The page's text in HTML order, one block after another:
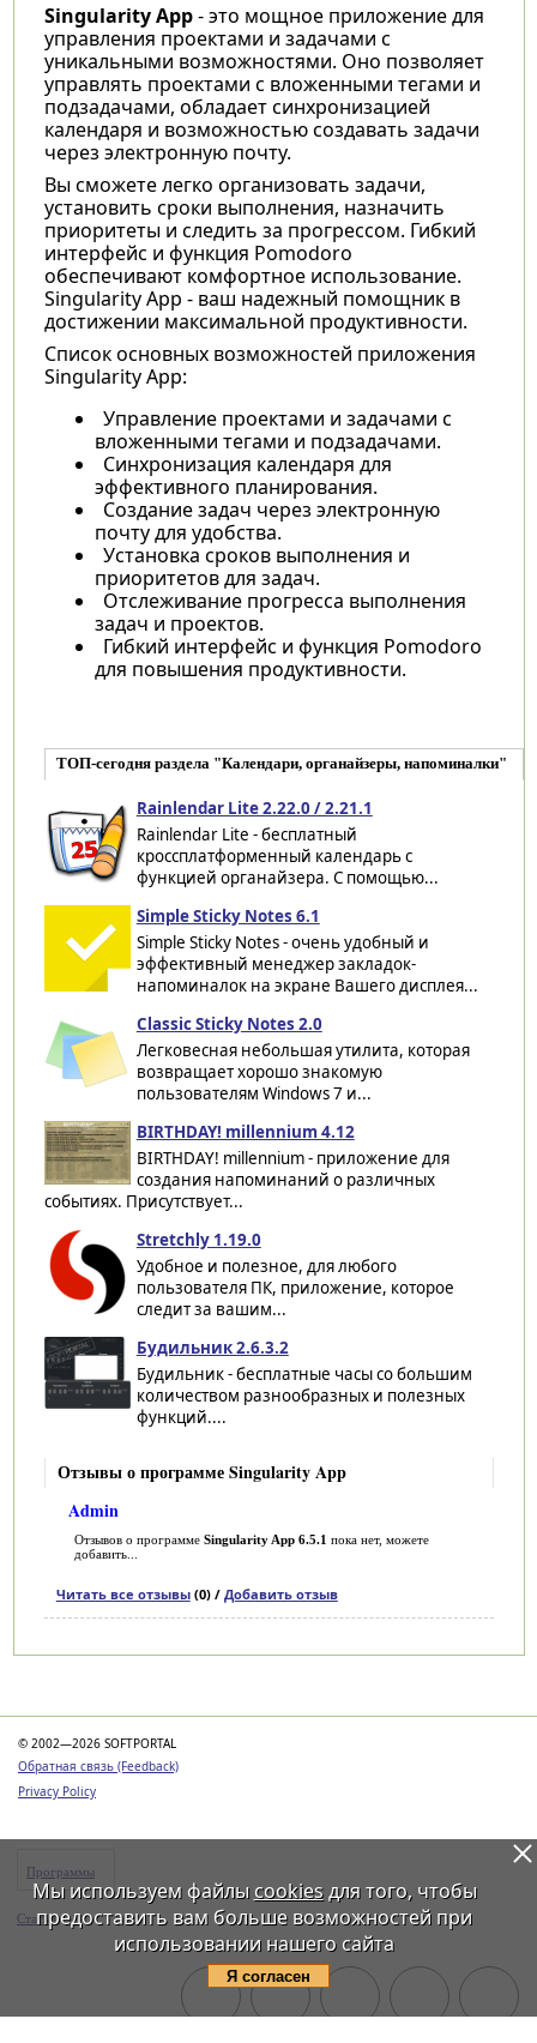
Singularity App- это мощное приложение для
управления проектами и задачами с
уникальными возможностями. Оно позволяет
управлять проектами с вложенными тегами и
подзадачами, обладает синхронизацией
календаря и возможностью создавать задачи
через электронную почту.
Вы сможете легко организовать задачи,
установить сроки выполнения, назначить
приоритеты и следить за прогрессом. Гибкий
интерфейс и функция Pomodoro
обеспечивают комфортное использование.
Singularity App - ваш надежный помощник в
достижении максимальной продуктивности.
Список основных возможностей приложения
Singularity App:
Управление проектами и задачами с
вложенными тегами и подзадачами.
Синхронизация календаря для
эффективного планирования.
Создание задач через электронную
почту для удобства.
Установка сроков выполнения и
приоритетов для задач.
Отслеживание прогресса выполнения
задач и проектов.
Гибкий интерфейс и функция Pomodoro
для повышения продуктивности.
ТОП-сегодня раздела "Календари, органайзеры, напоминалки"
Rainlendar Lite 2.22.0 / 2.21.1
Rainlendar Lite - бесплатный
кроссплатформенный календарь с
функцией органайзера. С помощью...
Simple Sticky Notes 6.1
Simple Sticky Notes - очень удобный и
эффективный менеджер закладок-
напоминалок на экране Вашего дисплея...
Classic Sticky Notes 2.0
Легковесная небольшая утилита, которая
возвращает хорошо знакомую
пользователям Windows 7 и...
BIRTHDAY! millennium 4.12
BIRTHDAY! millennium - приложение для
создания напоминаний о различных
событиях. Присутствует...
Stretchly 1.19.0
Удобное и полезное, для любого
пользователя ПК, приложение, которое
следит за вашим...
Будильник 2.6.3.2
Будильник - бесплатные часы со большим
количеством разнообразных и полезных
функций....
Отзывы о программе Singularity App
Admin
Отзывов о программе Singularity App 6.5.1 пока нет, можете
добавить...
Читать все отзывы(0) / Добавить отзыв
© 2002—2026 SOFTPORTAL
Обратная связь (Feedback)
Privacy Policy
Программы
Статьи
Мы используем файлы cookiesдля того, чтобы
предоставить вам больше возможностей при
использовании нашего сайта